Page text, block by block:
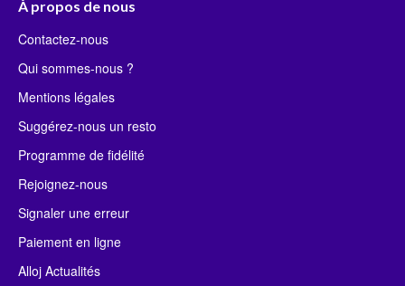
À propos de nous
Contactez-nous
Qui sommes-nous ?
Mentions légales
Suggérez-nous un resto
Programme de fidélité
Rejoignez-nous
Signaler une erreur
Paiement en ligne
Alloj Actualités